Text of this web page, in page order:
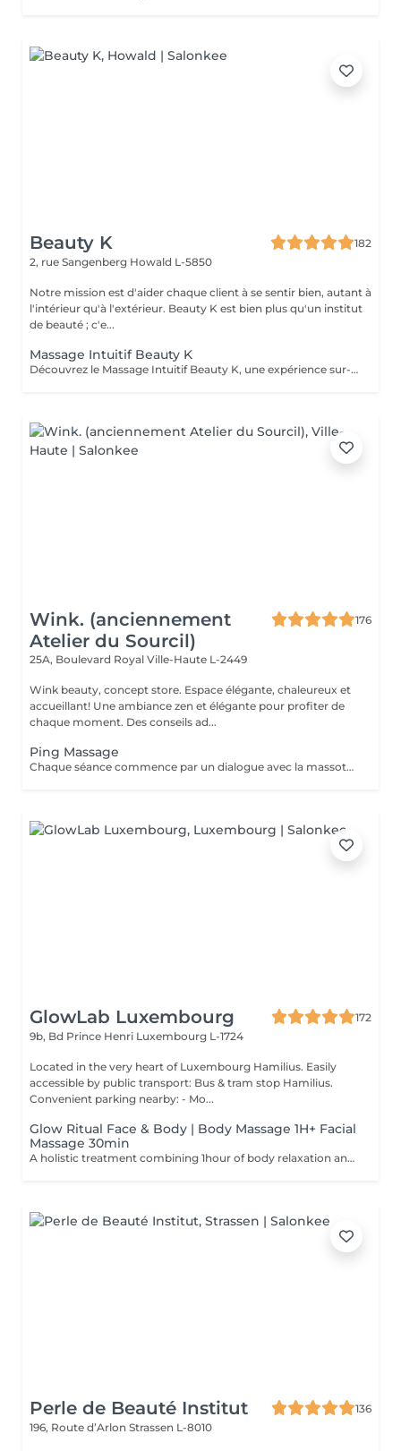
Beauty K
182
2, rue Sangenberg Howald L-5850
Notre mission est d'aider chaque client à se sentir bien, autant à
l'intérieur qu'à l'extérieur. Beauty K est bien plus qu'un institut
de beauté ; c'e...
Massage Intuitif Beauty K
Découvrez le Massage Intuitif Beauty K, une expérience sur-mesure où nos praticiennes se connectent profondément à votre corps pour vous offrir une séance personnalisée et apaisante. Formées à diverses techniques, elles vous guideront dans un voyage sensoriel unique, adapté à vos besoins. Choisissez votre praticienne selon votre intuition, et laissez-vous emporter par ce massage exclusif dans notre espace de sérénité. Dès votre arrivée, vous serez enveloppé dans une ambiance chaleureuse et relaxante, avec lumière tamisée et arômes délicats, parfaits pour la détente totale. Le massage commence par des effleurages doux, préparant le corps à un modelage plus profond, libérant les tensions et stimulant la circulation.
Wink. (anciennement
Atelier du Sourcil)
176
25A, Boulevard Royal Ville-Haute L-2449
Wink beauty, concept store. Espace élégante, chaleureux et
accueillant! Une ambiance zen et élégante pour profiter de
chaque moment. Des conseils ad...
Ping Massage
Chaque séance commence par un dialogue avec la massothérapeute, pour comprendre vos besoins et créer une séance sur-mesure.
GlowLab Luxembourg
172
9b, Bd Prince Henri Luxembourg L-1724
Located in the very heart of Luxembourg Hamilius. Easily
accessible by public transport: Bus & tram stop Hamilius.
Convenient parking nearby: - Mo...
Glow Ritual Face & Body | Body Massage 1H+ Facial
Massage 30min
A holistic treatment combining 1hour of body relaxation and 30min of facial massage for complete rejuvenation. Why clients choose it: - Full relaxation - Skin + body experience - Signature SPA feeling
Perle de Beauté Institut
136
196, Route d’Arlon Strassen L-8010